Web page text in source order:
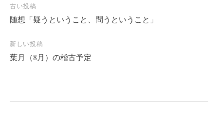
投
稿
ナ
ビ
ゲ
古い投稿
随想「疑うということ、問うということ」
新しい投稿
葉月（8月）の稽古予定